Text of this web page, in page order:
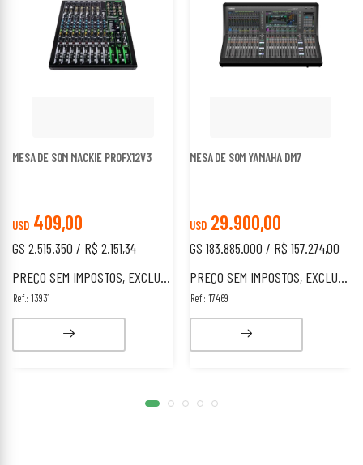
MESA DE SOM MACKIE PROFX12V3
USD 409,00
GS 2.515.350 / R$ 2.151,34
PREÇO SEM IMPOSTOS, EXCLUSIVO PARA ESTRANGEIROS.
Ref.: 13931
MESA DE SOM YAMAHA DM7
USD 29.900,00
GS 183.885.000 / R$ 157.274,00
PREÇO SEM IMPOSTOS, EXCLUSIVO PARA ESTRANGEIROS.
Ref.: 17469